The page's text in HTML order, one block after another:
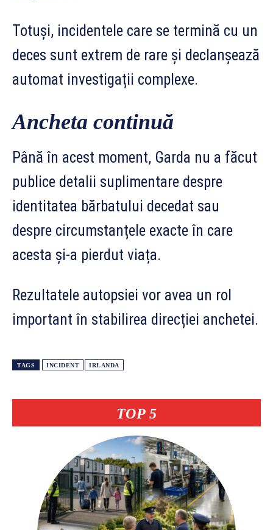
TOP 5
Totuși, incidentele care se termină cu un
deces sunt extrem de rare și declanșează
automat investigații complexe.
Ancheta continuă
Până în acest moment, Garda nu a făcut
publice detalii suplimentare despre
identitatea bărbatului decedat sau
despre circumstanțele exacte în care
acesta și-a pierdut viața.
Rezultatele autopsiei vor avea un rol
important în stabilirea direcției anchetei.
TAGS INCIDENT IRLANDA